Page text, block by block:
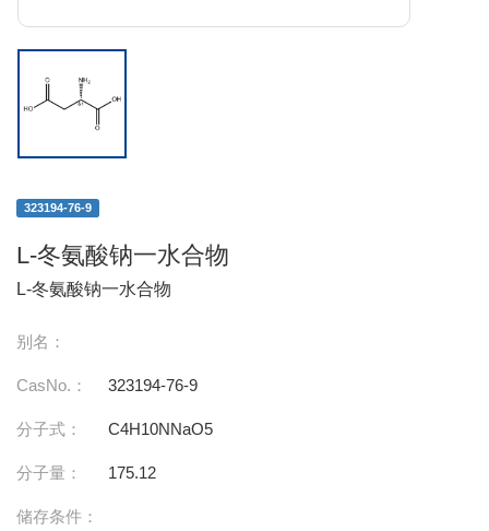
323194-76-9
L-冬氨酸钠一水合物
L-冬氨酸钠一水合物
别名：
CasNo.： 323194-76-9
分子式： C4H10NNaO5
分子量： 175.12
储存条件：